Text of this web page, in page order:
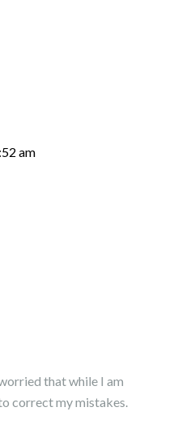
am
that while I am
correct my mistakes.